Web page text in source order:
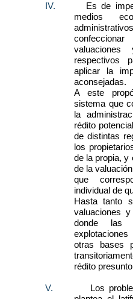
IV.
Es de
medios
respectivos
aplicar la
aconsejadas.
A este
sistema que
la
rédito
de distintas
los
de la propia, y
de la
que
individual de
Hasta tanto
valuaciones
donde las
otras bases
rédito
V.
Los